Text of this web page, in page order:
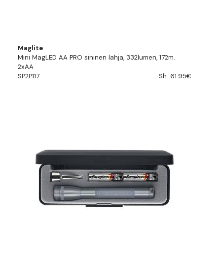
Maglite
Mini MagLED AA PRO sininen lahja, 332lumen, 172m.
2xAA
SP2P117
Sh. 61.95€